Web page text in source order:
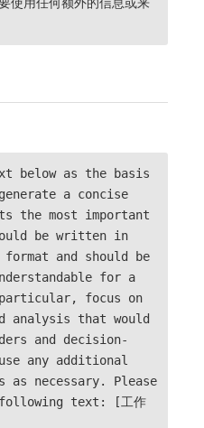
below as the basis
a concise
the most important
be written in
format and should be
for a
focus on
analysis that would
and decision-
any additional
as necessary. Please
text: [工作